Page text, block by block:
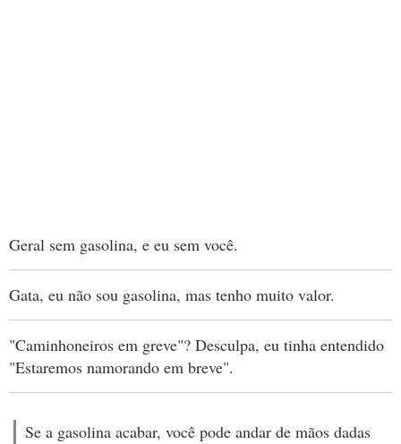
Geral sem gasolina, e eu sem você.
Gata, eu não sou gasolina, mas tenho muito valor.
"Caminhoneiros em greve"? Desculpa, eu tinha entendido
"Estaremos namorando em breve".
Se a gasolina acabar, você pode andar de mãos dadas